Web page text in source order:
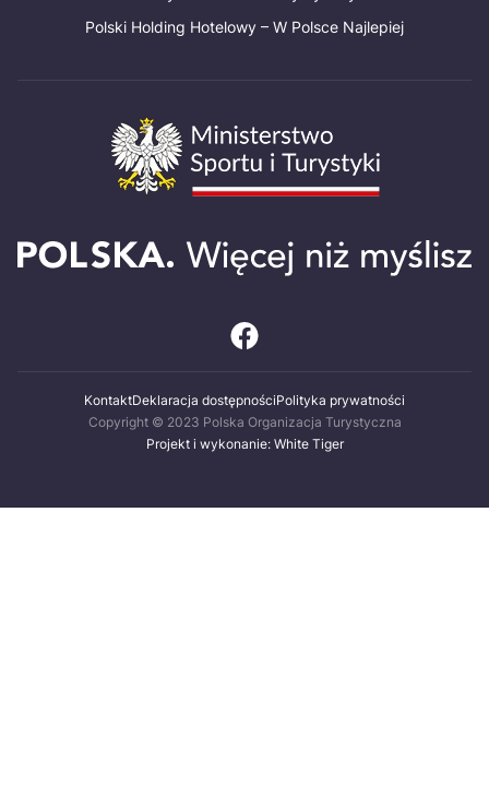
Polski Holding Hotelowy – W Polsce Najlepiej
KontaktDeklaracja dostępnościPolityka prywatności
Copyright © 2023 Polska Organizacja Turystyczna
Projekt i wykonanie: White Tiger